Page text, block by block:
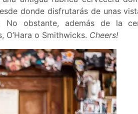
donde disfrutarás de unas
No obstante, además de la
O’Hara o Smithwicks. Cheers!